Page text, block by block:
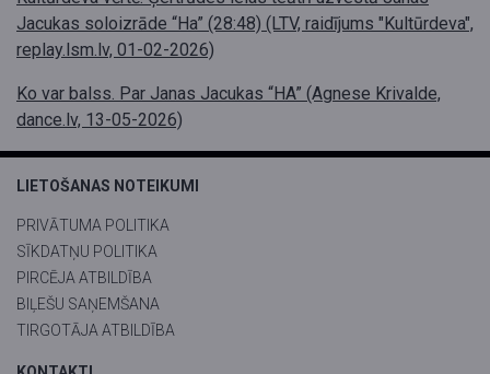
Jacukas soloizrāde “Ha” (28:48) (LTV, raidījums "Kultūrdeva",
replay.lsm.lv, 01-02-2026)
Ko var balss. Par Janas Jacukas “HA” (Agnese Krivalde,
dance.lv, 13-05-2026)
LIETOŠANAS NOTEIKUMI
PRIVĀTUMA POLITIKA
SĪKDATŅU POLITIKA
PIRCĒJA ATBILDĪBA
BIĻEŠU SAŅEMŠANA
TIRGOTĀJA ATBILDĪBA